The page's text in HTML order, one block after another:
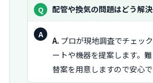
質
問：
配管や換気の問題はどう解
答：
A.プロが現地調査でチェッ
ートや機器を提案します。
替案を用意しますので安心で